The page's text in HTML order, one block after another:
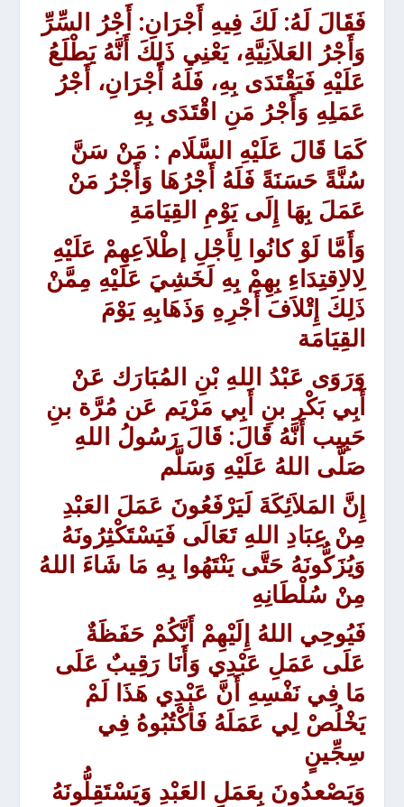
فَقَالَ لَهُ: لَكَ فِيهِ أَجْرَانِ: أَجْرُ السِّرِّ
وَأَجْرُ العَلاَنِيَّةِ، يَعْنِي ذَلِكَ أَنَّهُ يَطْلَعُ
عَلَيْهِ فَيَقْتَدَى بِهِ، فَلَهُ أَجْرَانِ، أَجْرُ
عَمَلِهِ وَأَجْرُ مَنِ اقْتَدَى بِهِ
كَمَا قَالَ عَلَيْهِ السَّلَام : مَنْ سَنَّ
سُنَّةً حَسَنَةً فَلَهُ أَجْرُهَا وَأَجْرُ مَنْ
عَمَلَ بِهَا إِلَى يَوْمِ القِيَامَةِ
وَأَمَّا لَوْ كانُوا لِأَجْلِ إطْلاَعِهِمْ عَلَيْهِ
لِالاِقتِدَاءِ بِهِمْ بِهِ لَخَشِيَ عَلَيْهِ مِمَّنْ
ذَلِكَ إِتْلاَفَ أَجْرِهِ وَذَهَابِهِ يَوْمَ
القِيَامَة
وَرَوَى عَبْدُ اللهِ بْنِ المُبَارَك عَنْ
أَبِي بَكْر بنِ أَبِي مَرْيَم عَن مُرَّة بنِ
حَبِيب أَنَّهُ قَالَ: قَالَ رَسُولُ اللهِ
صَلَّى اللهُ عَلَيْهِ وَسَلَّم
إِنَّ المَلاَئِكَةَ لَيَرْفَعُونَ عَمَلَ العَبْدِ
مِنْ عِبَادِ اللهِ تَعَالَى فَيَسْتَكْثِرُونَهُ
وَيُزَكُّونَهُ حَتَّى يَنْتَهُوا بِهِ مَا شَاءَ اللهُ
مِنْ سُلْطَانِهِ
فَيُوحِي اللهُ إِلَيْهِمْ أَنَّكُمْ حَفَظَةٌ
عَلَى عَمَلِ عَبْدِي وَأَنَا رَقِيبٌ عَلَى
مَا فِي نَفْسِهِ أَنَّ عَبْدِي هَذَا لَمْ
يَخْلُصْ لِي عَمَلَهُ فَأكْتُبُوهُ فِي
سِجِّينٍ
وَيَصْعدُونَ بِعَمَلِ العَبْدِ وَيَسْتَقِلُّونَهُ